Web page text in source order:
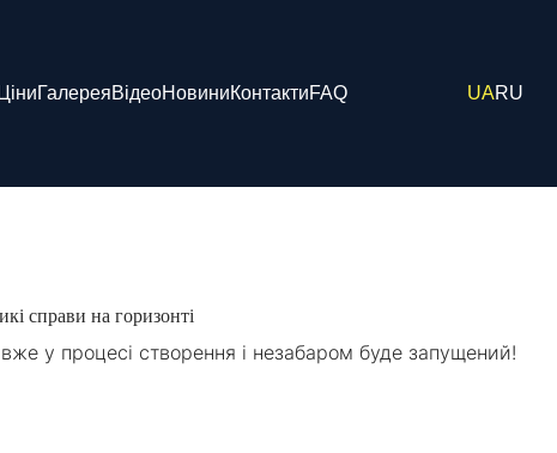
ЦіниГалереяВідеоНовиниКонтактиFAQ UARU
справи на горизонті
у процесі створення і незабаром буде запущений!